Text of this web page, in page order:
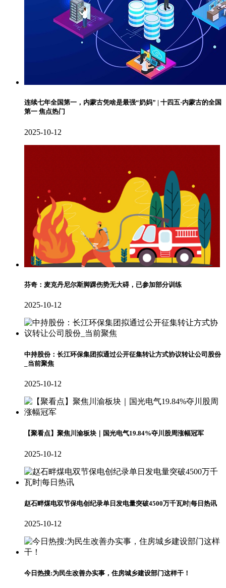
连续七年全国第一，内蒙古凭啥是最强“奶妈” | 十四五·内蒙古的全国
第一 焦点热门
2025-10-12
芬奇：麦克丹尼尔斯脚踝伤势无大碍，已参加部分训练
2025-10-12
中持股份：长江环保集团拟通过公开征集转让方式协议转让公司股份
_当前聚焦
2025-10-12
【聚看点】聚焦川渝板块｜国光电气19.84%夺川股周涨幅冠军
2025-10-12
赵石畔煤电双节保电创纪录单日发电量突破4500万千瓦时|每日热讯
2025-10-12
今日热搜:为民生改善办实事，住房城乡建设部门这样干！